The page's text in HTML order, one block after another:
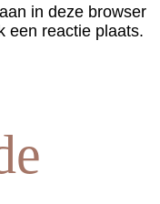
in deze browser
een reactie plaats.